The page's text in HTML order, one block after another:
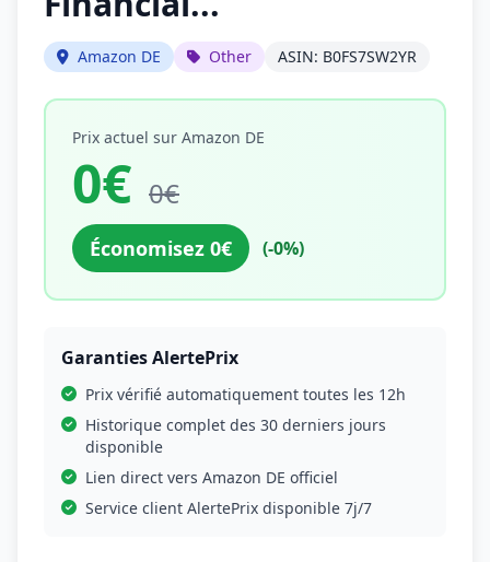
Amazon DE Other ASIN: B0FS7SW2YR
Prix actuel sur Amazon DE
0€ 0€
Économisez 0€ (-0%)
Garanties AlertePrix
Prix vérifié automatiquement toutes les 12h
Historique complet des 30 derniers jours
disponible
Lien direct vers Amazon DE officiel
Service client AlertePrix disponible 7j/7